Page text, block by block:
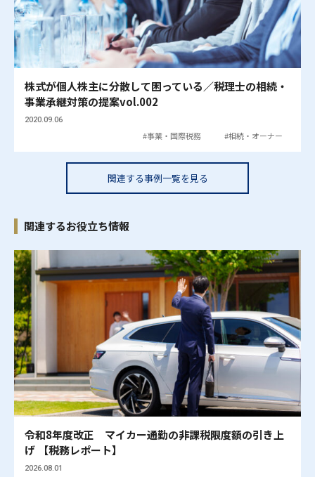
株式が個人株主に分散して困っている／税理士の相続・
事業承継対策の提案vol.002
2020.09.06
事業・国際税務 相続・オーナー
関連する事例一覧を見る
関連するお役立ち情報
令和8年度改正 マイカー通勤の非課税限度額の引き上
げ 【税務レポート】
2026.08.01